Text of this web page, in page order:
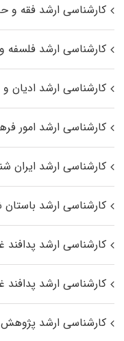
کارشناسی ارشد فقه و
کارشناسی ارشد فلسفه
کارشناسی ارشد ادیان
کارشناسی ارشد امور
کارشناسی ارشد ایران
کارشناسی ارشد
کارشناسی ارشد پدافند
کارشناسی ارشد پدافند
کارشناسی ارشد پژوهش